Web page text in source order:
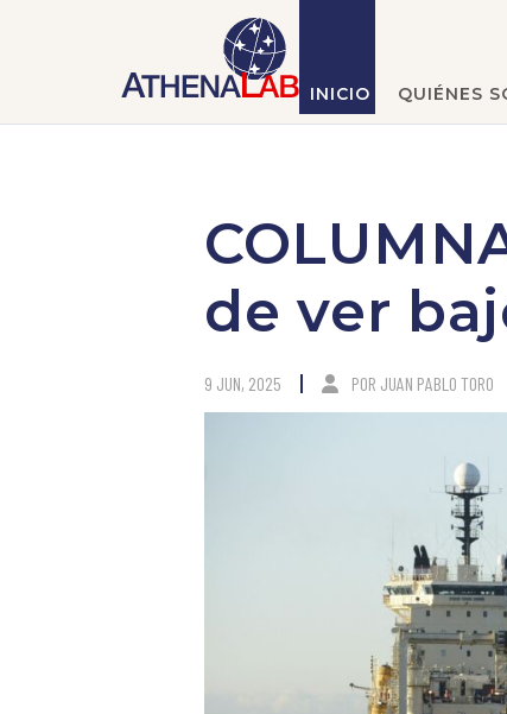
INICIO QUIÉNES
de ver
9 JUN, 2025 POR JUAN PABLO TORO